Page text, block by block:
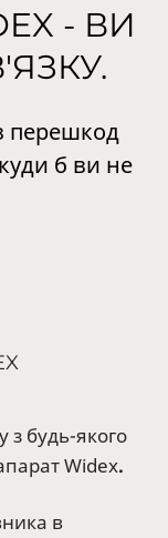
- ВИ
перешкод
б ви не
з будь-якого
Widex.
в